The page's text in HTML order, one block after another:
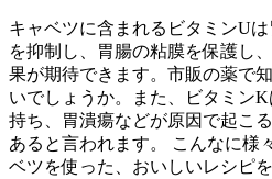
キャベツに含まれるビタミンU
を抑制し、胃腸の粘膜を保護し
果が期待できます。市販の薬で
いでしょうか。また、ビタミン
持ち、胃潰瘍などが原因で起こ
あると言われます。 こんなに様
ベツを使った、おいしいレシピ